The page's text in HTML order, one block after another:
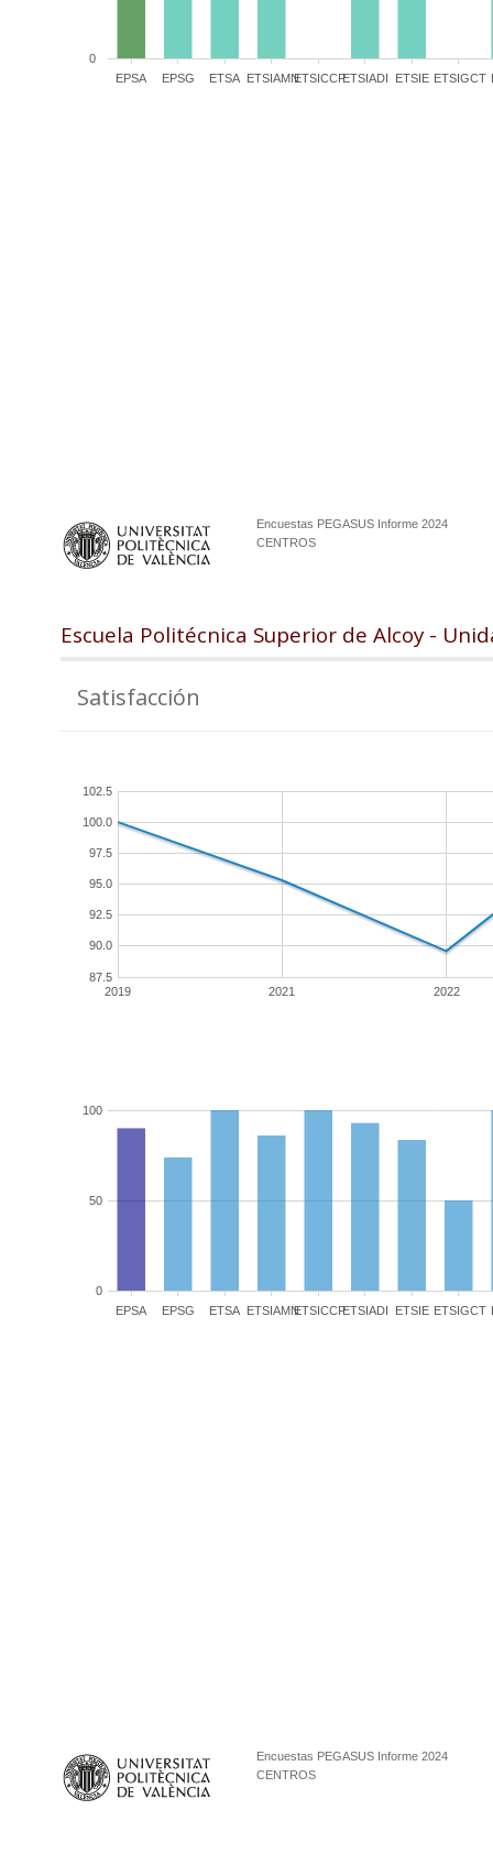
EPSA EPSG ETSA ETSIAMNETSICCPETSIADI ETSIE ETSIGCT
0
Encuestas PEGASUS Informe 2024
CENTROS
Escuela Politécnica Superior de Alcoy -
Satisfacción
2019 2021 2022
87.5
90.0
92.5
95.0
97.5
100.0
102.5
EPSA EPSG ETSA ETSIAMNETSICCPETSIADI ETSIE ETSIGCT
0
50
100
Encuestas PEGASUS Informe 2024
CENTROS